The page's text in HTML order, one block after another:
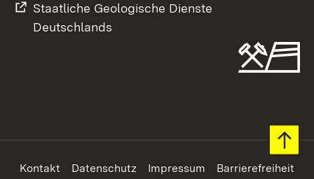
Staatliche Geologische Dienste
Deutschlands
Footer
Kontakt Datenschutz Impressum Barrierefreiheit